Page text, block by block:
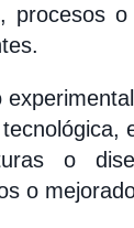
procesos
o
o